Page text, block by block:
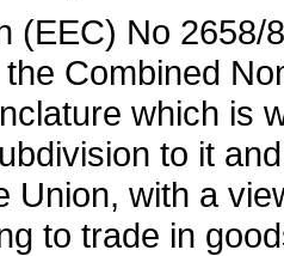
(EEC) No
Combined
which is
to it
Union, with a
to trade in